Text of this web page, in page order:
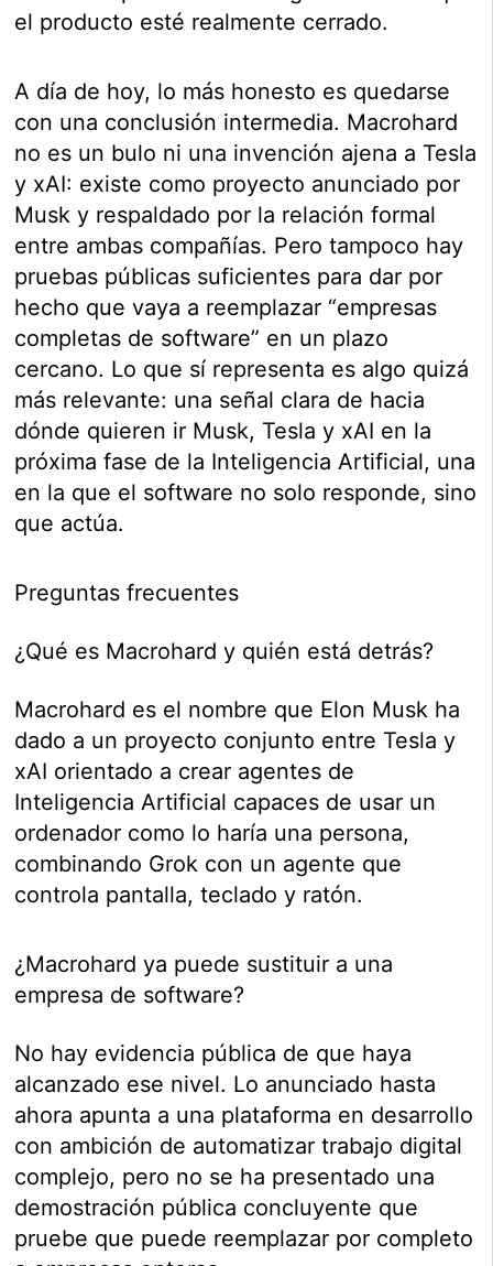
el producto esté realmente cerrado.
A día de hoy, lo más honesto es quedarse
con una conclusión intermedia. Macrohard
no es un bulo ni una invención ajena a Tesla
y xAI: existe como proyecto anunciado por
Musk y respaldado por la relación formal
entre ambas compañías. Pero tampoco hay
pruebas públicas suficientes para dar por
hecho que vaya a reemplazar “empresas
completas de software” en un plazo
cercano. Lo que sí representa es algo quizá
más relevante: una señal clara de hacia
dónde quieren ir Musk, Tesla y xAI en la
próxima fase de la Inteligencia Artificial, una
en la que el software no solo responde, sino
que actúa.
Preguntas frecuentes
¿Qué es Macrohard y quién está detrás?
Macrohard es el nombre que Elon Musk ha
dado a un proyecto conjunto entre Tesla y
xAI orientado a crear agentes de
Inteligencia Artificial capaces de usar un
ordenador como lo haría una persona,
combinando Grok con un agente que
controla pantalla, teclado y ratón.
¿Macrohard ya puede sustituir a una
empresa de software?
No hay evidencia pública de que haya
alcanzado ese nivel. Lo anunciado hasta
ahora apunta a una plataforma en desarrollo
con ambición de automatizar trabajo digital
complejo, pero no se ha presentado una
demostración pública concluyente que
pruebe que puede reemplazar por completo